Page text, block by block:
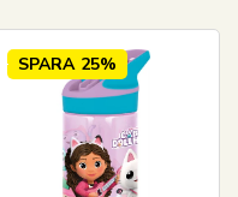
SPARA 25%